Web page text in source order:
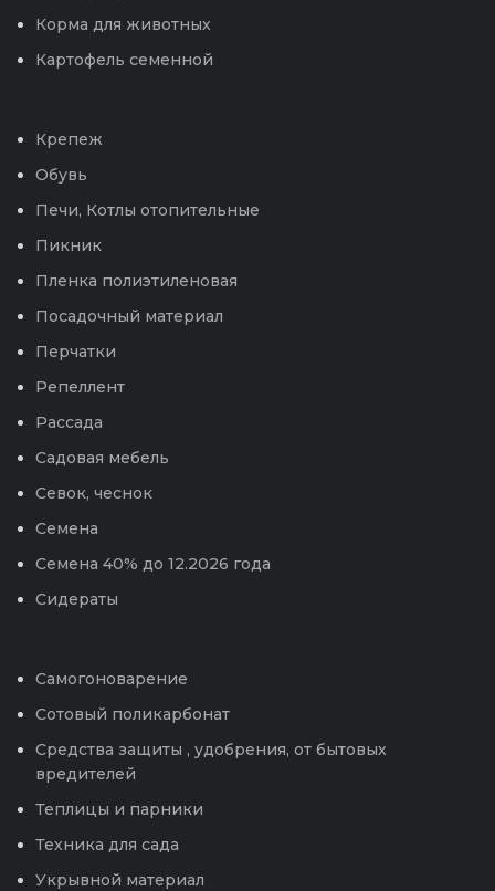
Корма для животных
Картофель семенной
Крепеж
Обувь
Печи, Котлы отопительные
Пикник
Пленка полиэтиленовая
Посадочный материал
Перчатки
Репеллент
Рассада
Садовая мебель
Севок, чеснок
Семена
Семена 40% до 12.2026 года
Сидераты
Самогоноварение
Сотовый поликарбонат
Средства защиты , удобрения, от бытовых
вредителей
Теплицы и парники
Техника для сада
Укрывной материал